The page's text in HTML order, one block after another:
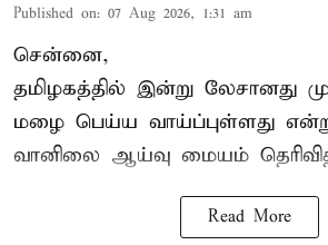
Published on: 07 Aug 2026, 1:31 am
சென்னை,
தமிழகத்தில் இன்று லேசானது
மழை பெய்ய வாய்ப்புள்ளது
வானிலை ஆய்வு மையம்
Read More